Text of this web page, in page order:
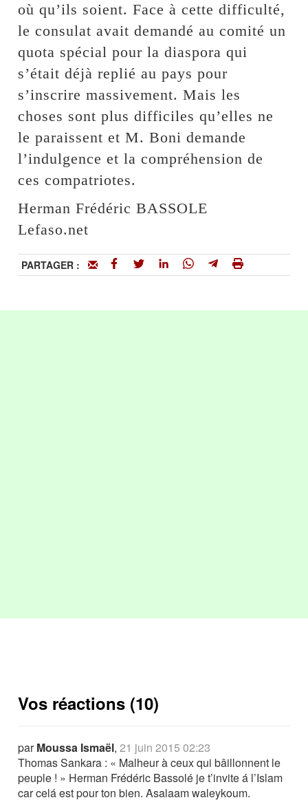
où qu’ils soient. Face à cette difficulté,
le consulat avait demandé au comité un
quota spécial pour la diaspora qui
s’était déjà replié au pays pour
s’inscrire massivement. Mais les
choses sont plus difficiles qu’elles ne
le paraissent et M. Boni demande
l’indulgence et la compréhension de
ces compatriotes.
Herman Frédéric BASSOLE
Lefaso.net
PARTAGER :
Vos réactions (10)
parMoussa Ismaël,21 juin 2015 02:23
Thomas Sankara : « Malheur à ceux qui bâillonnent le
peuple ! » Herman Frédéric Bassolé je t’invite á l’Islam
car celá est pour ton bien. Asalaam waleykoum.